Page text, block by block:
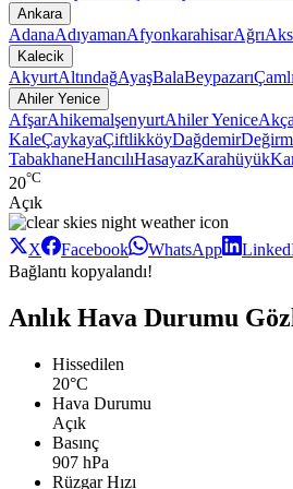
Ankara
AdanaAdıyamanAfyonkarahisarAğrı
Kalecik
AkyurtAltındağAyaşBalaBeypazarı
Ahiler Yenice
AfşarAhikemalşenyurtAhiler Yenice
KaleÇaykayaÇiftlikköyDağdemir
TabakhaneHancılıHasayazKarahüyük
20°C
Açık
X Facebook WhatsApp
Bağlantı kopyalandı!
Anlık Hava Durumu
Hissedilen
20°C
Hava Durumu
Açık
Basınç
907 hPa
Rüzgar Hızı